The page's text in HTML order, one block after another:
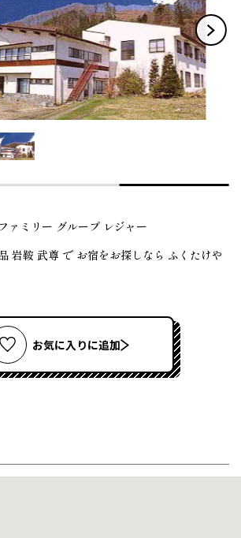
ァミリー グループ レジャー
岩鞍 武尊 で お宿をお探しなら ふくたけや
お気に入りに追加